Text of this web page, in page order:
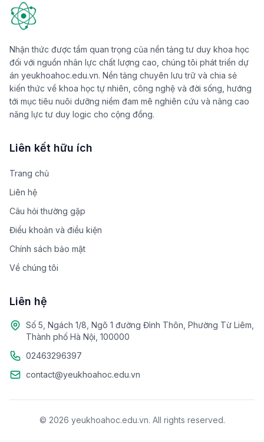
Nhận thức được tầm quan trọng của nền tảng tư duy khoa học
đối với nguồn nhân lực chất lượng cao, chúng tôi phát triển dự
án yeukhoahoc.edu.vn. Nền tảng chuyên lưu trữ và chia sẻ
kiến thức về khoa học tự nhiên, công nghệ và đời sống, hướng
tới mục tiêu nuôi dưỡng niềm đam mê nghiên cứu và nâng cao
năng lực tư duy logic cho cộng đồng.
Liên kết hữu ích
Trang chủ
Liên hệ
Câu hỏi thường gặp
Điều khoản và điều kiện
Chính sách bảo mật
Về chúng tôi
Liên hệ
Số 5, Ngách 1/8, Ngõ 1 đường Đình Thôn, Phường Từ Liêm,
Thành phố Hà Nội, 100000
02463296397
contact@yeukhoahoc.edu.vn
© 2026 yeukhoahoc.edu.vn. All rights reserved.